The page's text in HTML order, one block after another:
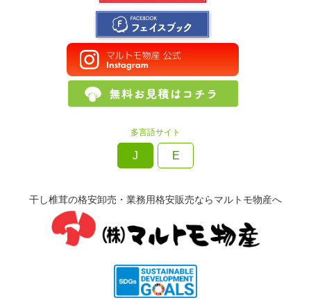
多言語サイト
J E
干し椎茸の格安卸売・業務用格安販売ならマルトモ物産へ